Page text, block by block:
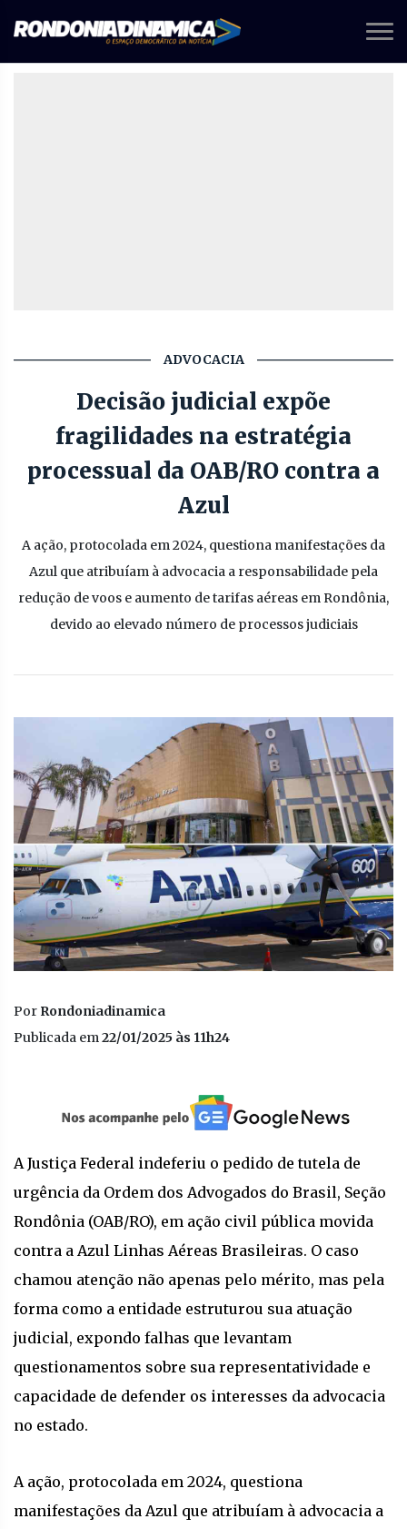
ADVOCACIA
Decisão judicial expõe
fragilidades na estratégia
processual da OAB/RO contra a
Azul
A ação, protocolada em 2024, questiona manifestações da
Azul que atribuíam à advocacia a responsabilidade pela
redução de voos e aumento de tarifas aéreas em Rondônia,
devido ao elevado número de processos judiciais
Por Rondoniadinamica
Publicada em22/01/2025 às 11h24
A Justiça Federal indeferiu o pedido de tutela de
urgência da Ordem dos Advogados do Brasil, Seção
Rondônia (OAB/RO), em ação civil pública movida
contra a Azul Linhas Aéreas Brasileiras. O caso
chamou atenção não apenas pelo mérito, mas pela
forma como a entidade estruturou sua atuação
judicial, expondo falhas que levantam
questionamentos sobre sua representatividade e
capacidade de defender os interesses da advocacia
no estado.
A ação, protocolada em 2024, questiona
manifestações da Azul que atribuíam à advocacia a